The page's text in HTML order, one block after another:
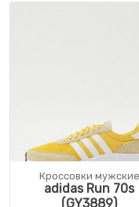
Кроссовки мужские
adidas Run 70s
(GY3889)